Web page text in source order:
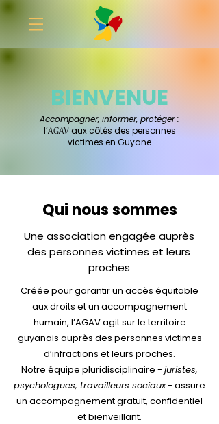
BIENVENUE
Accompagner, informer, protéger :
l’AGAV aux côtés des personnes
victimes en Guyane
Qui nous sommes
Une association engagée auprès
des personnes victimes et leurs
proches
Créée pour garantir un accès équitable
aux droits et un accompagnement
humain, l’AGAV agit sur le territoire
guyanais auprès des personnes victimes
d’infractions et leurs proches.
Notre équipe pluridisciplinaire - juristes,
psychologues, travailleurs sociaux- assure
un accompagnement gratuit, confidentiel
et bienveillant.